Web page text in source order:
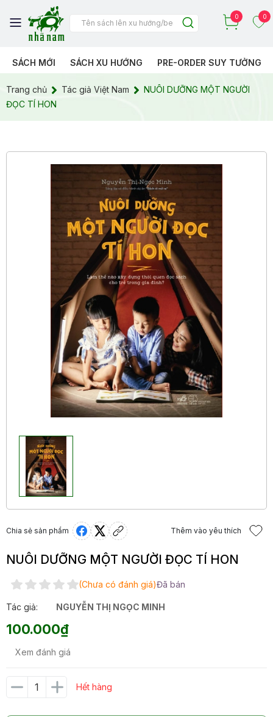
0 0
SÁCH MỚI SÁCH XU HƯỚNG PRE-ORDER SUY TƯỞNG
Trang chủ Tác giả Việt Nam
NUÔI DƯỠNG MỘT NGƯỜI
ĐỌC TÍ HON
Chia sẻ sản phẩm Thêm vào yêu thích
NUÔI DƯỠNG MỘT NGƯỜI ĐỌC TÍ HON
(Chưa có đánh giá)Đã bán
Tác giả: NGUYỄN THỊ NGỌC MINH
100.000₫
Xem đánh giá
Hết hàng